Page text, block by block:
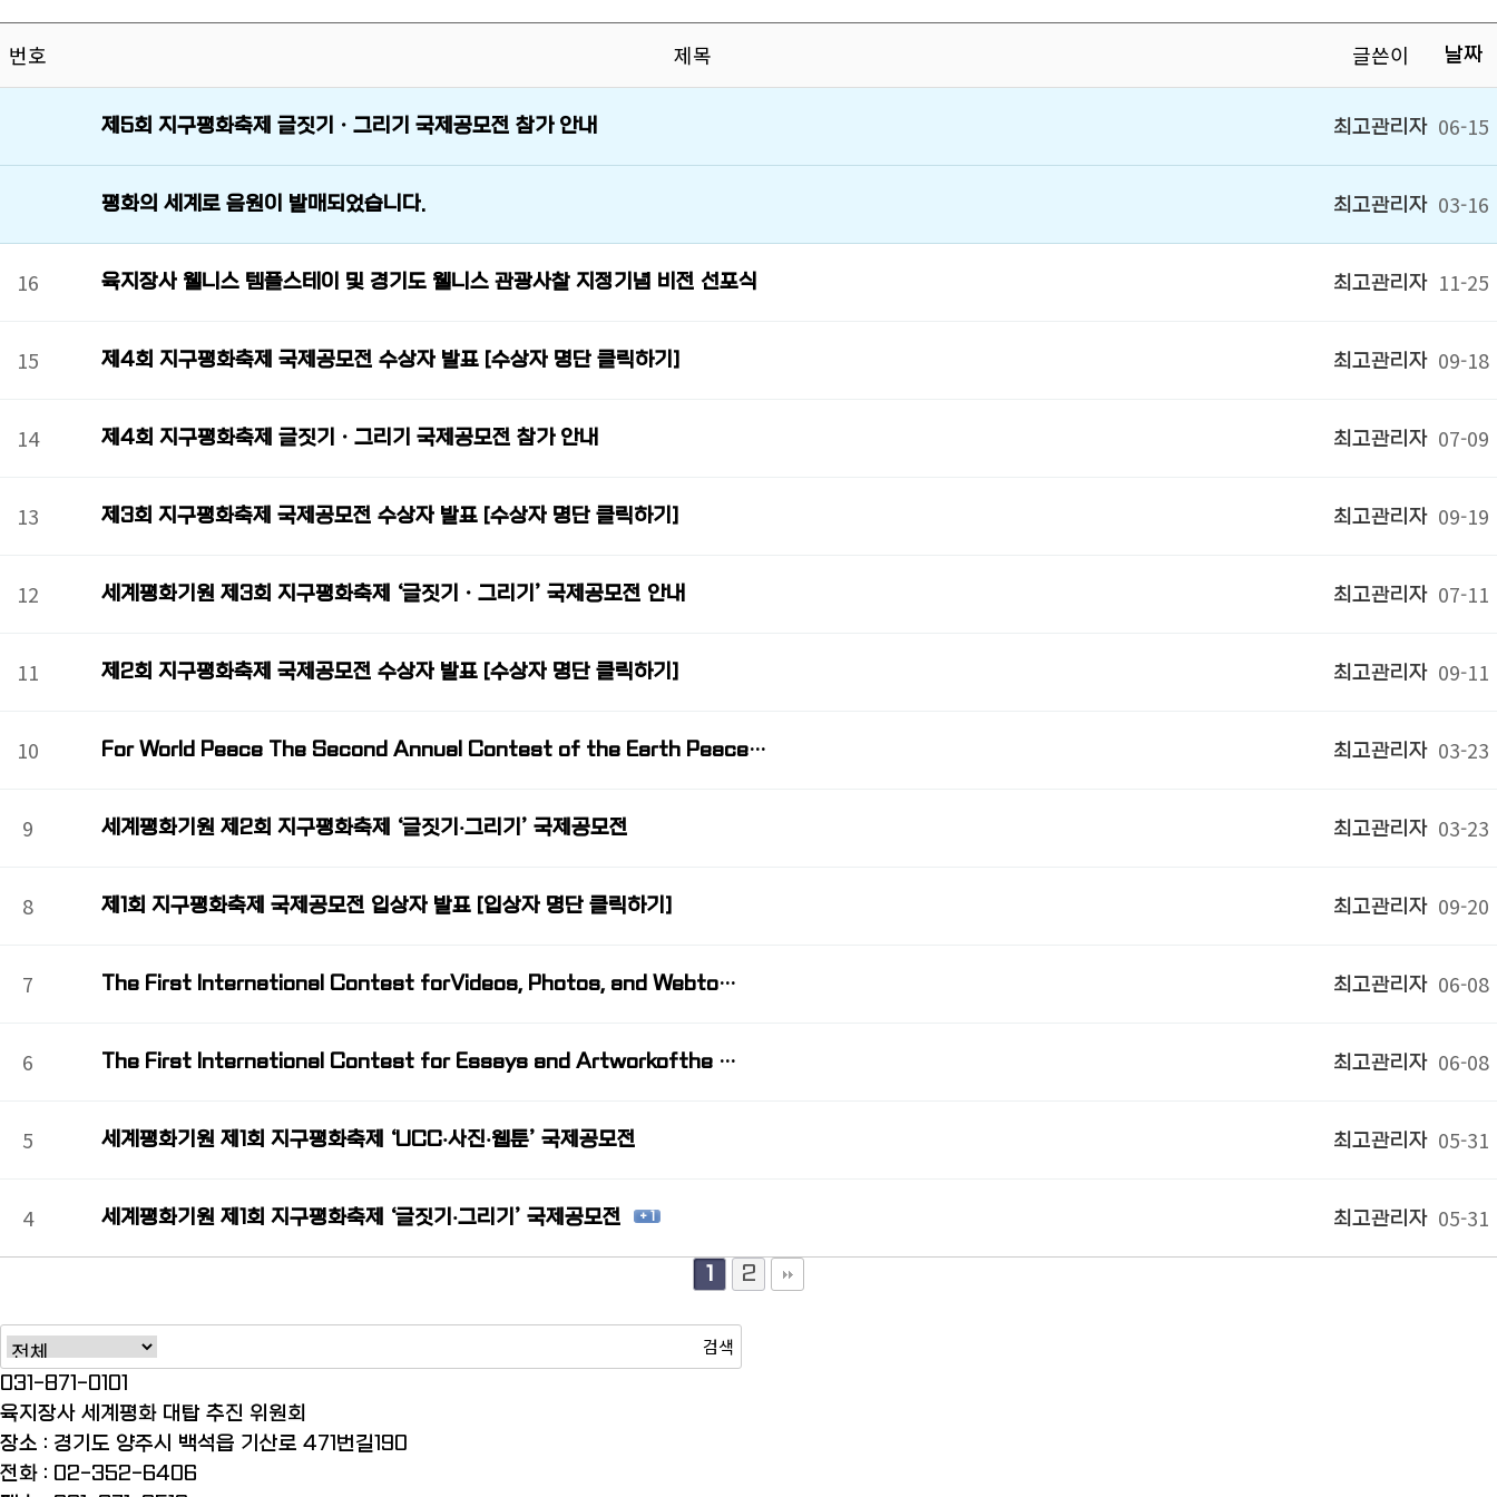
번호 제목 글쓴이 날짜
제5회 지구평화축제 글짓기ㆍ그리기 국제공모전 참가 안내 최고관리자 06-15
평화의 세계로 음원이 발매되었습니다. 최고관리자 03-16
16 육지장사 웰니스 템플스테이 및 경기도 웰니스 관광사찰 지정기념 비전 선포식 최고관리자 11-25
15 제4회 지구평화축제 국제공모전 수상자 발표 [수상자 명단 클릭하기] 최고관리자 09-18
14 제4회 지구평화축제 글짓기ㆍ그리기 국제공모전 참가 안내 최고관리자 07-09
13 제3회 지구평화축제 국제공모전 수상자 발표 [수상자 명단 클릭하기] 최고관리자 09-19
12 세계평화기원 제3회 지구평화축제 ‘글짓기ㆍ그리기’ 국제공모전 안내 최고관리자 07-11
11 제2회 지구평화축제 국제공모전 수상자 발표 [수상자 명단 클릭하기] 최고관리자 09-11
10 For World Peace The Second Annual Contest of the Earth Peace… 최고관리자 03-23
9 세계평화기원 제2회 지구평화축제 ‘글짓기⸳그리기’ 국제공모전 최고관리자 03-23
8 제1회 지구평화축제 국제공모전 입상자 발표 [입상자 명단 클릭하기] 최고관리자 09-20
7 The First International Contest forVideos, Photos, and Webto… 최고관리자 06-08
6 The First International Contest for Essays and Artworkofthe … 최고관리자 06-08
5 세계평화기원 제1회 지구평화축제 ‘UCC⸳사진⸳웹툰’ 국제공모전 최고관리자 05-31
4 세계평화기원 제1회 지구평화축제 ‘글짓기⸳그리기’ 국제공모전 + 1 최고관리자 05-31
1 2
검색
031-871-0101
육지장사 세계평화 대탑 추진 위원회
장소 : 경기도 양주시 백석읍 기산로 471번길190
전화 : 02-352-6406